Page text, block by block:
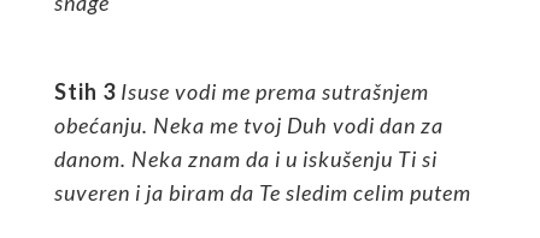
Stih 3 Isuse vodi me prema sutrašnjem
obećanju. Neka me tvoj Duh vodi dan za
danom. Neka znam da i u iskušenju Ti si
suveren i ja biram da Te sledim celim putem